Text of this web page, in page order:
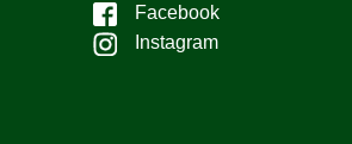
Facebook
Instagram